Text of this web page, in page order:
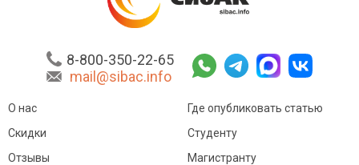
8-800-350-22-65
mail@sibac.info
О нас
Скидки
Отзывы
Где опубликовать статью
Студенту
Магистранту